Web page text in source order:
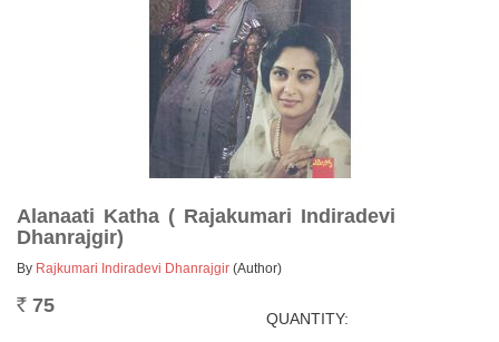
Alanaati Katha ( Rajakumari Indiradevi
Dhanrajgir)
By Rajkumari Indiradevi Dhanrajgir (Author)
Rs. 75
QUANTITY: